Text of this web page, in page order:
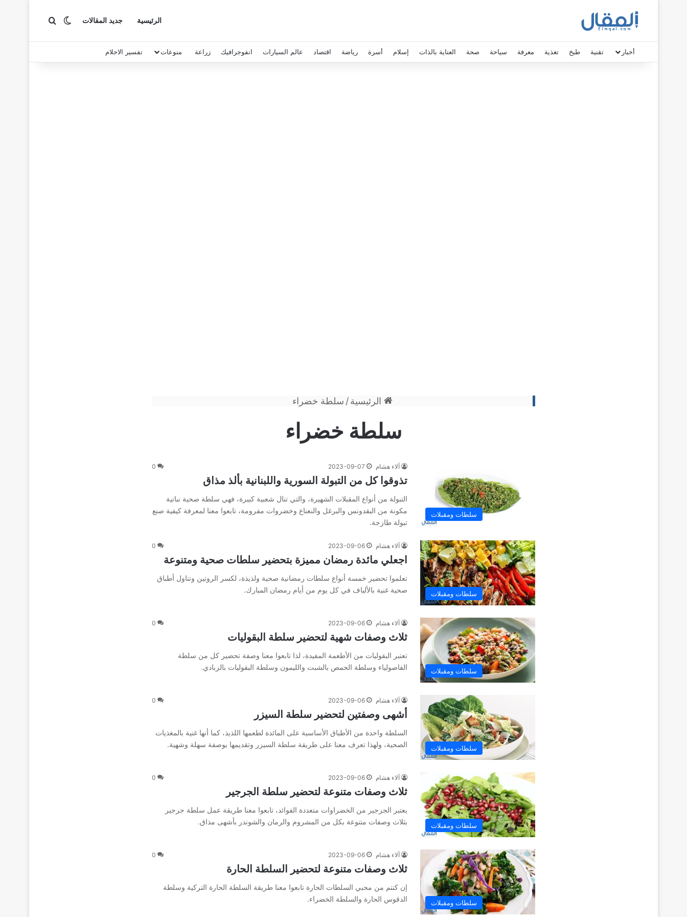
الرئيسية جديد المقالات الوضع المظلم
أخبار تقنية طبخ تغذية معرفة سياحة صحة العناية بالذات إسلام أسرة رياضة اقتصاد عالم السيارات انفوجرافيك زراعة منوعات تفسير الاحلام
الرئيسية / سلطة خضراء
سلطة خضراء
سلطات ومقبلات
آلاء هشام 2023-09-07
0
تذوقوا كل من التبولة السورية واللبنانية بألذ مذاق
التبولة من أنواع المقبلات الشهيرة، والتي تنال شعبية كبيرة، فهي سلطة صحية نباتية
مكونة من البقدونس والبرغل والنعناع وخضروات مفرومة، تابعوا معنا لمعرفة كيفية صنع
تبولة طازجة.
سلطات ومقبلات
آلاء هشام 2023-09-06
0
اجعلي مائدة رمضان مميزة بتحضير سلطات صحية ومتنوعة
تعلموا تحضير خمسة أنواع سلطات رمضانية صحية ولذيذة، لكسر الروتين وتناول أطباق
صحية غنية بالألياف في كل يوم من أيام رمضان المبارك.
سلطات ومقبلات
آلاء هشام 2023-09-06
0
ثلاث وصفات شهية لتحضير سلطة البقوليات
تعتبر البقوليات من الأطعمة المفيدة، لذا تابعوا معنا وصفة تحضير كل من سلطة
الفاصولياء وسلطة الحمص بالشبت والليمون وسلطة البقوليات بالزبادي.
سلطات ومقبلات
آلاء هشام 2023-09-06
0
أشهى وصفتين لتحضير سلطة السيزر
السلطة واحدة من الأطباق الأساسية على المائدة لطعمها اللذيذ، كما أنها غنية بالمغذيات
الصحية، ولهذا تعرف معنا على طريقة سلطة السيزر وتقديمها بوصفة سهلة وشهية.
سلطات ومقبلات
آلاء هشام 2023-09-06
0
ثلاث وصفات متنوعة لتحضير سلطة الجرجير
يعتبر الجرجير من الخضراوات متعددة الفوائد، تابعوا معنا طريقة عمل سلطة جرجير
بثلاث وصفات متنوعة بكل من المشروم والرمان والشوندر بأشهى مذاق.
سلطات ومقبلات
آلاء هشام 2023-09-06
0
ثلاث وصفات متنوعة لتحضير السلطة الحارة
إن كنتم من محبي السلطات الحارة تابعوا معنا طريقة السلطة الحارة التركية وسلطة
الدقوس الحارة والسلطة الخضراء.